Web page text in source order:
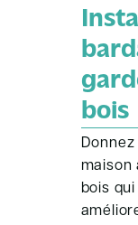
bois
maison
bois